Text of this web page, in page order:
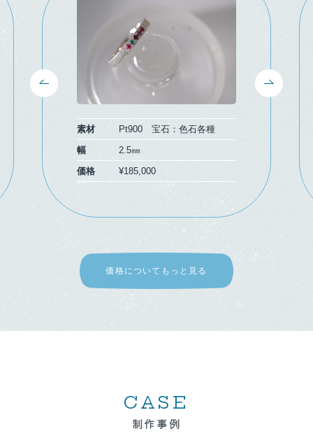
素材
Pt900 宝石：色石各種
幅
2.5㎜
価格
¥185,000
価格についてもっと見る
CASE
制作事例